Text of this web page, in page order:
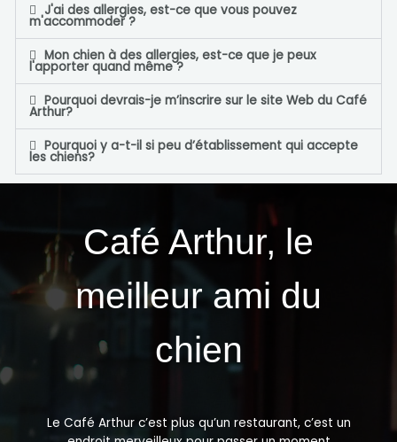
J'ai des allergies, est-ce que vous pouvez
m'accommoder ?
Mon chien à des allergies, est-ce que je peux
l'apporter quand même ?
Pourquoi devrais-je m’inscrire sur le site Web du Café
Arthur?
Pourquoi y a-t-il si peu d’établissement qui accepte
les chiens?
Café Arthur, le
meilleur ami du
chien
Le Café Arthur c’est plus qu’un restaurant, c’est un